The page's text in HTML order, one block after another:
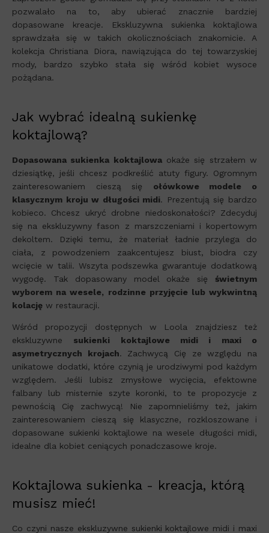
pozwalało na to, aby ubierać znacznie bardziej
dopasowane kreacje. Ekskluzywna sukienka koktajlowa
sprawdzała się w takich okolicznościach znakomicie. A
kolekcja Christiana Diora, nawiązująca do tej towarzyskiej
mody, bardzo szybko stała się wśród kobiet wysoce
pożądana.
Jak wybrać idealną sukienkę
koktajlową?
Dopasowana sukienka koktajlowaokaże się strzałem w
dziesiątkę, jeśli chcesz podkreślić atuty figury. Ogromnym
zainteresowaniem cieszą się ołówkowe modele o
klasycznym kroju w długości midi. Prezentują się bardzo
kobieco. Chcesz ukryć drobne niedoskonałości? Zdecyduj
się na ekskluzywny fason z marszczeniami i kopertowym
dekoltem. Dzięki temu, że materiał ładnie przylega do
ciała, z powodzeniem zaakcentujesz biust, biodra czy
wcięcie w talii. Wszyta podszewka gwarantuje dodatkową
wygodę. Tak dopasowany model okaże się świetnym
wyborem na wesele, rodzinne przyjęcie lub wykwintną
kolację w restauracji.
Wśród propozycji dostępnych w Loola znajdziesz też
ekskluzywne sukienki koktajlowe midi i maxi o
asymetrycznych krojach. Zachwycą Cię ze względu na
unikatowe dodatki, które czynią je urodziwymi pod każdym
względem. Jeśli lubisz zmysłowe wycięcia, efektowne
falbany lub misternie szyte koronki, to te propozycje z
pewnością Cię zachwycą! Nie zapomnieliśmy też, jakim
zainteresowaniem cieszą się klasyczne, rozkloszowane i
dopasowane sukienki koktajlowe na wesele długości midi,
idealne dla kobiet ceniących ponadczasowe kroje.
Koktajlowa sukienka - kreacja, którą
musisz mieć!
Co czyni nasze ekskluzywne sukienki koktajlowe midi i maxi